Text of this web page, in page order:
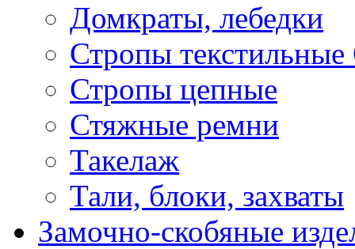
Домкраты, лебедки
Стропы
Стропы цепные
Стяжные ремни
Такелаж
Тали, блоки, захваты
Замочно-скобяные